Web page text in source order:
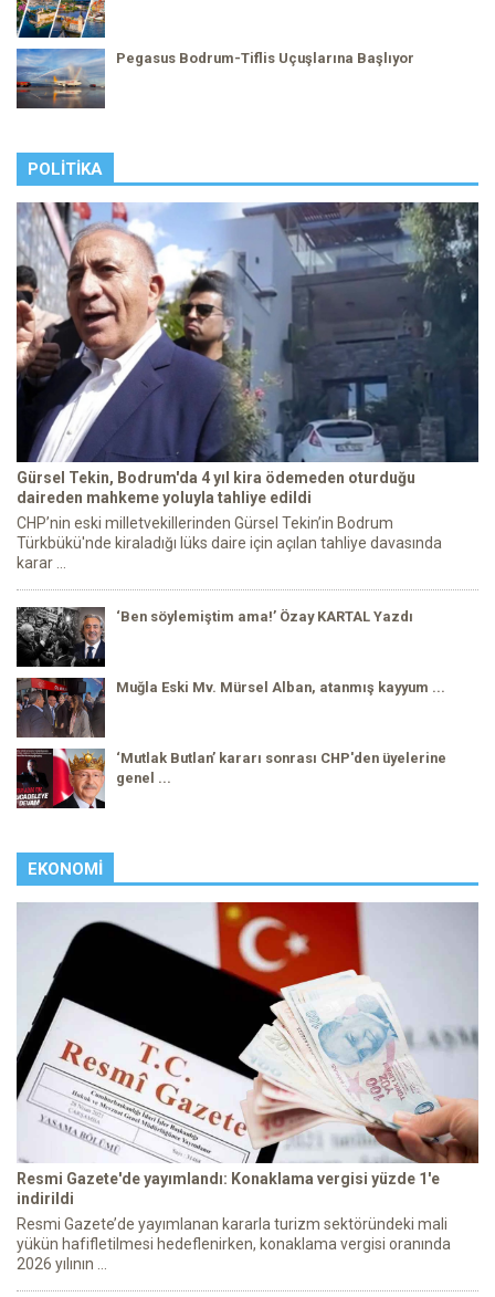
Pegasus Bodrum-Tiflis Uçuşlarına Başlıyor
POLITIKA
Gürsel Tekin, Bodrum'da 4 yıl kira ödemeden oturduğu
daireden mahkeme yoluyla tahliye edildi
CHP’nin eski milletvekillerinden Gürsel Tekin’in Bodrum
Türkbükü'nde kiraladığı lüks daire için açılan tahliye davasında
karar ...
‘Ben söylemiştim ama!’ Özay KARTAL Yazdı
Muğla Eski Mv. Mürsel Alban, atanmış kayyum ...
‘Mutlak Butlan’ kararı sonrası CHP'den üyelerine
genel ...
EKONOMI
Resmi Gazete'de yayımlandı: Konaklama vergisi yüzde 1'e
indirildi
Resmi Gazete’de yayımlanan kararla turizm sektöründeki mali
yükün hafifletilmesi hedeflenirken, konaklama vergisi oranında
2026 yılının ...